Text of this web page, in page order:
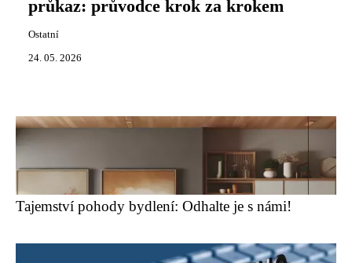
průkaz: průvodce krok za krokem
Ostatní
24. 05. 2026
Tajemství pohody bydlení: Odhalte je s námi!